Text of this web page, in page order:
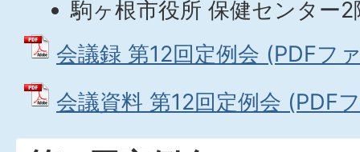
駒ヶ根市役所 保健センター
会議録 第12回定例会 (PDFフ
会議資料 第12回定例会 (PDF